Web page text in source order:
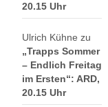
20.15 Uhr
Ulrich Kühne zu
„Trapps Sommer
– Endlich Freitag
im Ersten“: ARD,
20.15 Uhr